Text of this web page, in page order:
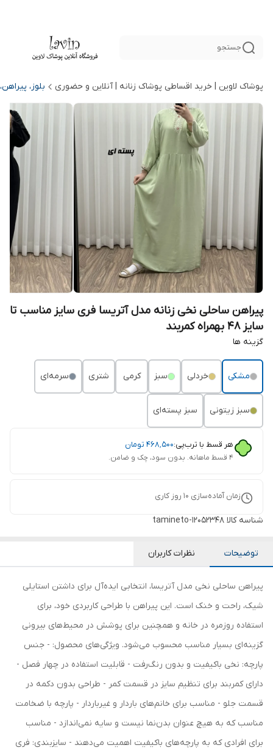
جستجو
پوشاک لاوین | خرید اقساطی پوشاک زنانه | آنلاین و حضوری بلوز،
پیراهن ساحلی نخی زنانه مدل آتریسا فری سایز مناسب تا
سایز 48 بهمراه کمربند
گزینه ها
مشکی خردلی سبز کرمی شتری سرمه‌ای
سبز زیتونی سبز پسته‌ای
هر قسط با ترب‌پی:۴۶۸٬۵۰۰ تومان
۴ قسط ماهانه. بدون سود، چک و ضامن.
زمان آماده‌سازی 10 روز کاری
شناسه کالا tamineto-12052348
توضیحات نظرات کاربران
پیراهن ساحلی نخی مدل آتریسا، انتخابی ایده‌آل برای داشتن استایلی
شیک، راحت و خنک است. این پیراهن با طراحی کاربردی خود، برای
استفاده روزمره در خانه و همچنین برای پوشش در محیط‌های بیرونی
گزینه‌ای بسیار مناسب محسوب می‌شود. ویژگی‌های محصول: - جنس
پارچه: نخی باکیفیت و بدون رنگ‌رفت - قابلیت استفاده در چهار فصل -
دارای کمربند برای تنظیم سایز در قسمت کمر - طراحی بدون دکمه در
قسمت جلو - مناسب برای خانم‌های باردار و غیرباردار - پارچه با ضخامت
مناسب که به هیچ عنوان بدن‌نما نیست و سایه نمی‌اندازد - مناسب
برای افرادی که به پارچه‌های باکیفیت اهمیت می‌دهند - سایزبندی: فری